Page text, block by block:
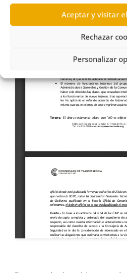
Aceptar y visitar
Rechazar
Personalizar